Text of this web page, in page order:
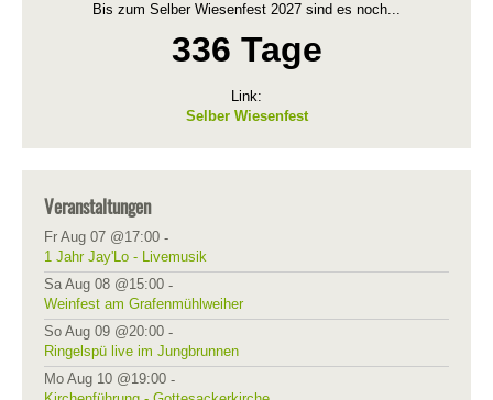
Bis zum Selber Wiesenfest 2027 sind es noch...
336 Tage
Link:
Selber Wiesenfest
Veranstaltungen
Fr Aug 07 @17:00 -
1 Jahr Jay'Lo - Livemusik
Sa Aug 08 @15:00 -
Weinfest am Grafenmühlweiher
So Aug 09 @20:00 -
Ringelspü live im Jungbrunnen
Mo Aug 10 @19:00 -